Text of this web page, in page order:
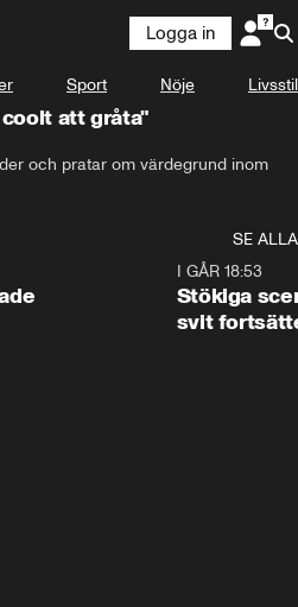
Logga in
Sport Nöje Livsstil
att gråta"
och pratar om värdegrund inom
SE ALLA
I GÅR 18:53
Stökiga
svit